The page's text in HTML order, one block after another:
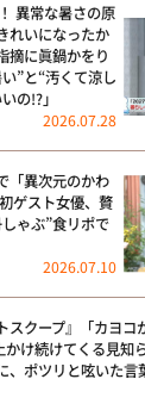
異常な暑さの原
れいになったか
摘に眞鍋かをり
い”と“汚くて涼し
の!?」
2026.07.28
「異次元のかわ
ゲスト女優、贅
ゃぶ”食リポで
2026.07.10
スクープ』「カヨ
け続けてくる見知
、ポツリと呟いた